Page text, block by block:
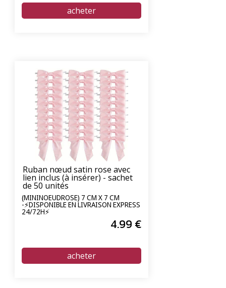
Ruban nœud satin rose avec
lien inclus (à insérer) - sachet
de 50 unités
(MININOEUDROSE) 7 CM X 7 CM
-⚡DISPONIBLE EN LIVRAISON EXPRESS
24/72H⚡
4.99 €